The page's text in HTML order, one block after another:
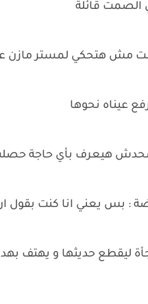
قائلة
مش هتحكي لمستر مازن
عيناه نحوها
هيعرف بأي حاجة
: بس يعني انا كنت بقول
ليقطع حديثها و يهتف